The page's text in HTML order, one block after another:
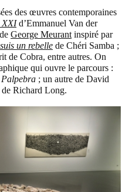
des œuvres contemporaines
XXId’Emmanuel Van der
George Meurant inspiré par
un rebelle de Chéri Samba ;
de Cobra, entre autres. On
qui ouvre le parcours :
Palpebra ; un autre de David
de Richard Long.